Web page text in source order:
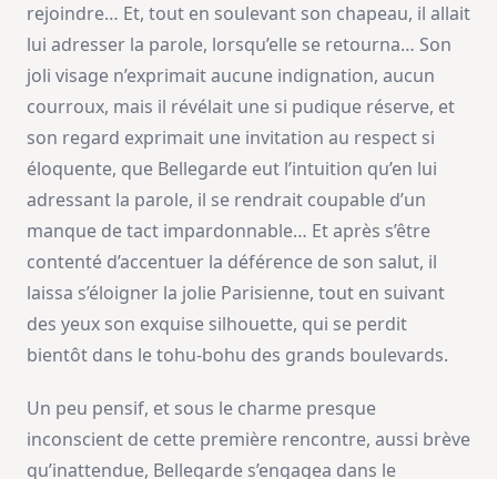
rejoindre… Et, tout en soulevant son chapeau, il allait
lui adresser la parole, lorsqu’elle se retourna… Son
joli visage n’exprimait aucune indignation, aucun
courroux, mais il révélait une si pudique réserve, et
son regard exprimait une invitation au respect si
éloquente, que Bellegarde eut l’intuition qu’en lui
adressant la parole, il se rendrait coupable d’un
manque de tact impardonnable… Et après s’être
contenté d’accentuer la déférence de son salut, il
laissa s’éloigner la jolie Parisienne, tout en suivant
des yeux son exquise silhouette, qui se perdit
bientôt dans le tohu-bohu des grands boulevards.
Un peu pensif, et sous le charme presque
inconscient de cette première rencontre, aussi brève
qu’inattendue, Bellegarde s’engagea dans le